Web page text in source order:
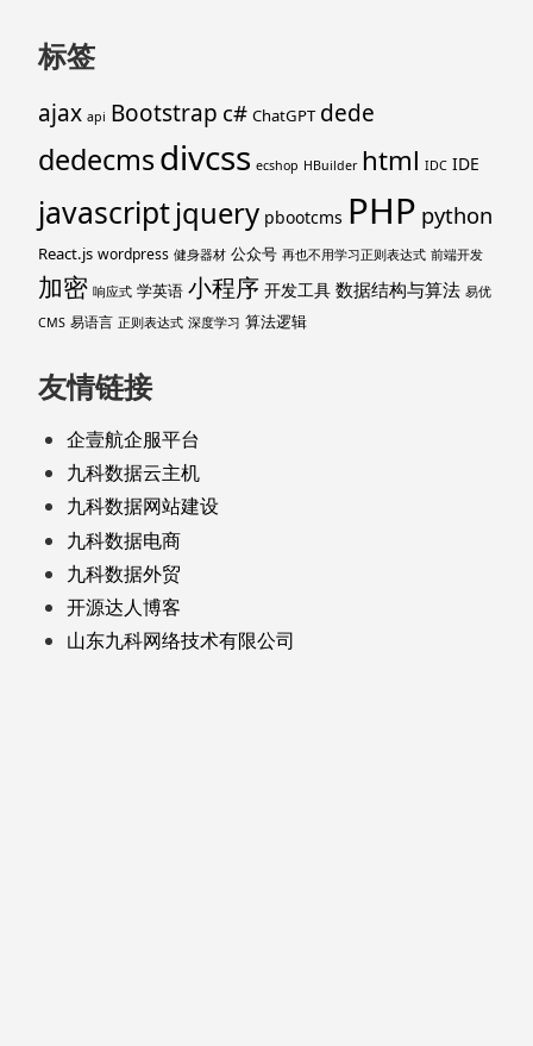
标签
ajax api Bootstrap c# ChatGPT dede
dedecmsdivcss ecshop HBuilder html IDC IDE
javascriptjquery pbootcms PHP python
React.js wordpress 健身器材 公众号 再也不用学习正则表达式 前端开发
加密 响应式 学英语 小程序 开发工具 数据结构与算法 易优
CMS 易语言 正则表达式 深度学习 算法逻辑
友情链接
企壹航企服平台
九科数据云主机
九科数据网站建设
九科数据电商
九科数据外贸
开源达人博客
山东九科网络技术有限公司